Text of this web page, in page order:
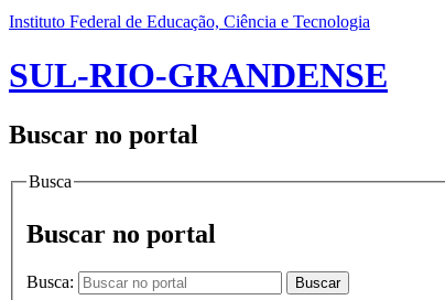
Instituto Federal de Educação, Ciência e Tecnologia
SUL-RIO-GRANDENSE
Buscar no portal
Busca
Buscar no portal
Busca: Buscar